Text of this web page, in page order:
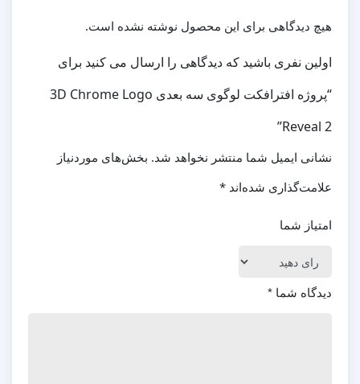
هیچ دیدگاهی برای این محصول نوشته نشده است.
اولین نفری باشید که دیدگاهی را ارسال می کنید برای
“پروژه افترافکت لوگوی سه بعدی 3D Chrome Logo
Reveal 2”
نشانی ایمیل شما منتشر نخواهد شد. بخش‌های موردنیاز
علامت‌گذاری شده‌اند *
امتیاز شما
دیدگاه شما *